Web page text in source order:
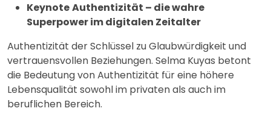
KeynoteAuthentizität – die wahre
Superpower im digitalen Zeitalter
Authentizität der Schlüssel zu Glaubwürdigkeit und
vertrauensvollen Beziehungen. Selma Kuyas betont
die Bedeutung von Authentizität für eine höhere
Lebensqualität sowohl im privaten als auch im
beruflichen Bereich.